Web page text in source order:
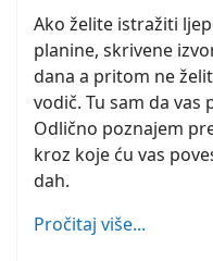
Ako želite istražiti
planine, skrivene
dana a pritom ne
vodič. Tu sam da vas
Odlično poznajem
kroz koje ću vas
dah.
Pročitaj više...